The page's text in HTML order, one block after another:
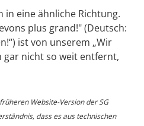
in eine ähnliche Richtung.
plus grand!" (Deutsch:
ist von unserem „Wir
gar nicht so weit entfernt,
Website-Version der SG
dass es aus technischen